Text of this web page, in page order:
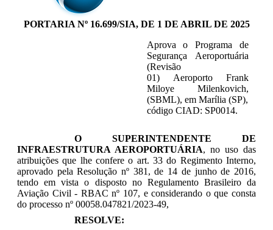
PORTARIA Nº 16.699/SIA, DE 1 DE ABRIL DE 2025
Aprova o Programa de
Segurança Aeroportuária
(Revisão
01) Aeroporto Frank
Miloye Milenkovich,
(SBML), em Marília (SP),
código CIAD: SP0014.
OSUPERINTENDENTE DE
INFRAESTRUTURA AEROPORTUÁRIA, no uso das
atribuições que lhe confere o art. 33 do Regimento Interno,
aprovado pela Resolução nº 381, de 14 de junho de 2016,
tendo em vista o disposto no Regulamento Brasileiro da
Aviação Civil - RBAC nº 107, e considerando o que consta
do processo nº 00058.047821/2023-49,
RESOLVE: